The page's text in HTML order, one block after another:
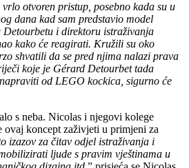
otvoren pristup, posebno kada su u
dana kad sam predstavio model
i direktoru istraživanja
kako će reagirati. Kružili su oko
shvatili da se pred njima nalazi prava
koje je Gérard Detourbet tada
od LEGO kockica, sigurno će
s neba. Nicolas i njegovi kolege
ovaj koncept zaživjeti u primjeni za
izazov za čitav odjel istraživanja i
ljude s pravim vještinama u